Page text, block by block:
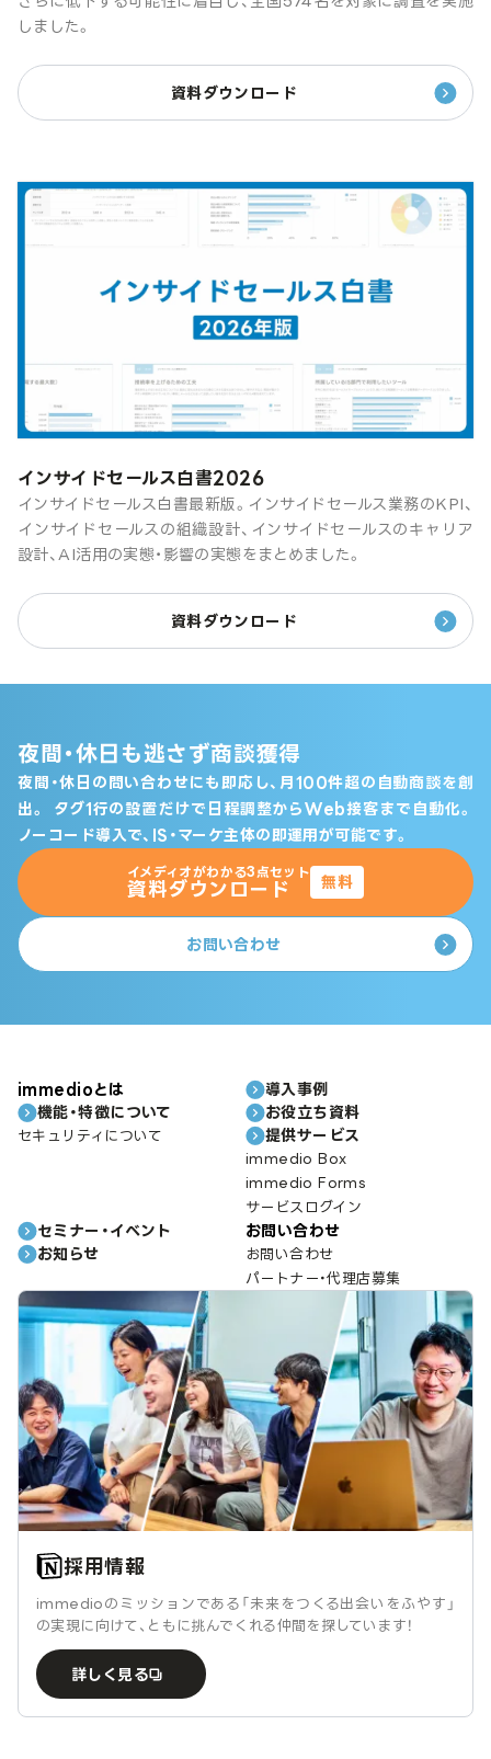
しました。
資料ダウンロード
インサイドセールス白書2026
インサイドセールス白書最新版。インサイドセールス業務のKPI、
インサイドセールスの組織設計、インサイドセールスのキャリア
設計、AI活用の実態・影響の実態をまとめました。
資料ダウンロード
夜間・休日も逃さず商談獲得
夜間・休日の問い合わせにも即応し、月100件超の自動商談を創
出。
タグ1行の設置だけで日程調整からWeb接客まで自動化。
ノーコード導入で、IS・マーケ主体の即運用が可能です。
イメディオがわかる3点セット
資料ダウンロード 無料
お問い合わせ
immedioとは
機能・特徴について
セキュリティについて
導入事例
お役立ち資料
提供サービス
immedio Box
immedio Forms
サービスログイン
セミナー・イベント
お知らせ
お問い合わせ
お問い合わせ
パートナー・代理店募集
採用情報
immedioのミッションである「未来をつくる出会いをふやす」
の実現に向けて、ともに挑んでくれる仲間を探しています！
詳しく見る